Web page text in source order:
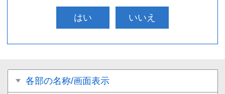
はい いいえ
各部の名称/画面表示